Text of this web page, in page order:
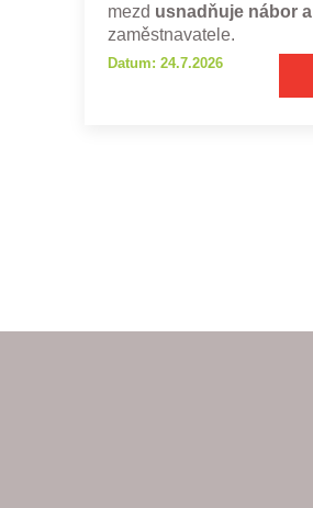
mezd usnadňuje nábor
zaměstnavatele.
Datum: 24.7.2026